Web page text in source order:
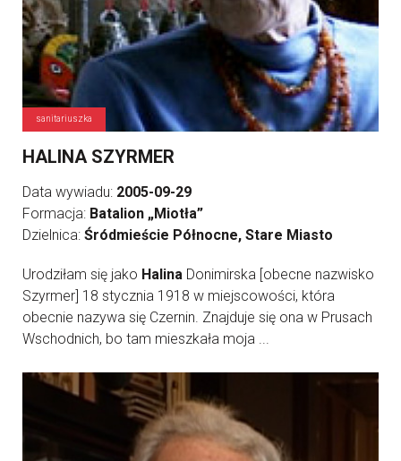
sanitariuszka
HALINA SZYRMER
Data wywiadu: 2005-09-29
Formacja: Batalion „Miotła”
Dzielnica: Śródmieście Północne, Stare Miasto
Urodziłam się jako Halina Donimirska [obecne nazwisko
Szyrmer] 18 stycznia 1918 w miejscowości, która
obecnie nazywa się Czernin. Znajduje się ona w Prusach
Wschodnich, bo tam mieszkała moja ...